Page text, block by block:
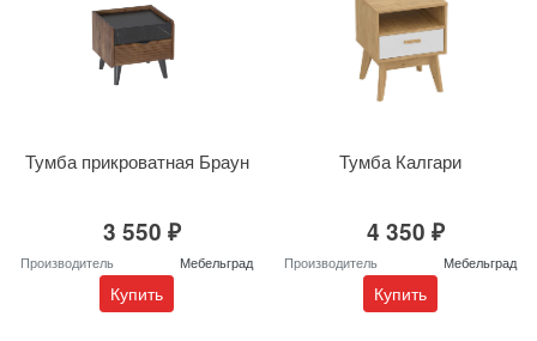
Тумба прикроватная Браун
3 550 ₽
Производитель Мебельград
Купить
Тумба Калгари
4 350 ₽
Производитель Мебельград
Купить